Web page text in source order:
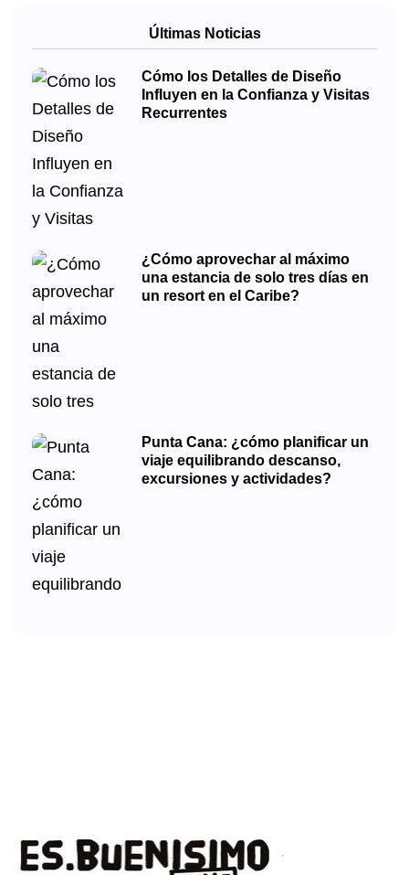
Últimas Noticias
Cómo los Detalles de Diseño
Influyen en la Confianza y Visitas
Recurrentes
¿Cómo aprovechar al máximo
una estancia de solo tres días en
un resort en el Caribe?
Punta Cana: ¿cómo planificar un
viaje equilibrando descanso,
excursiones y actividades?